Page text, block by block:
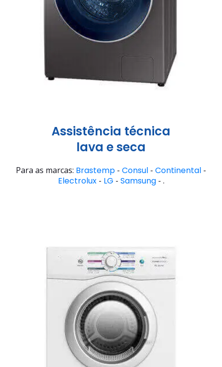
Assistência técnica
lava e seca
Para as marcas: Brastemp - Consul - Continental -
Electrolux- LG - Samsung- .